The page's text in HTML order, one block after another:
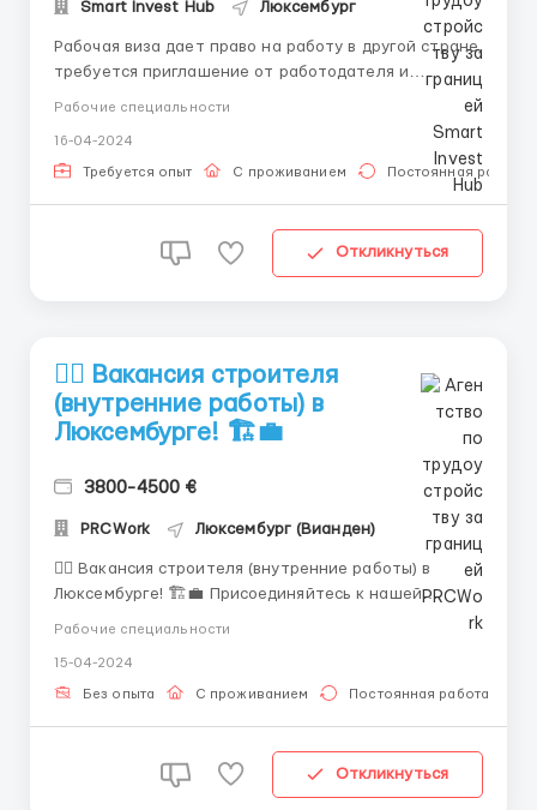
Smart Invest Hub Люксембург
Рабочая виза дает право на работу в другой стране,
требуется приглашение от работодателя и
медицинский осмотр и финансовая
самостоятельность, каждая страна имеет свои
Рабочие специальности
16-04-2024
Требуется опыт С проживанием Постоянная работа
Откликнуться
👷‍♂️ Вакансия строителя
(внутренние работы) в
Люксембурге! 🏗️💼
3800-4500 €
PRCWork Люксембург (Вианден)
👷‍♂️ Вакансия строителя (внутренние работы) в
Люксембурге! 🏗️💼 Присоединяйтесь к нашей
месяц 🛠️ Обязанности: Выполнение внутренних
строительных работ ⏰ График: Рабочее время: 1...
Рабочие специальности
15-04-2024
Без опыта С проживанием Постоянная работа
Откликнуться